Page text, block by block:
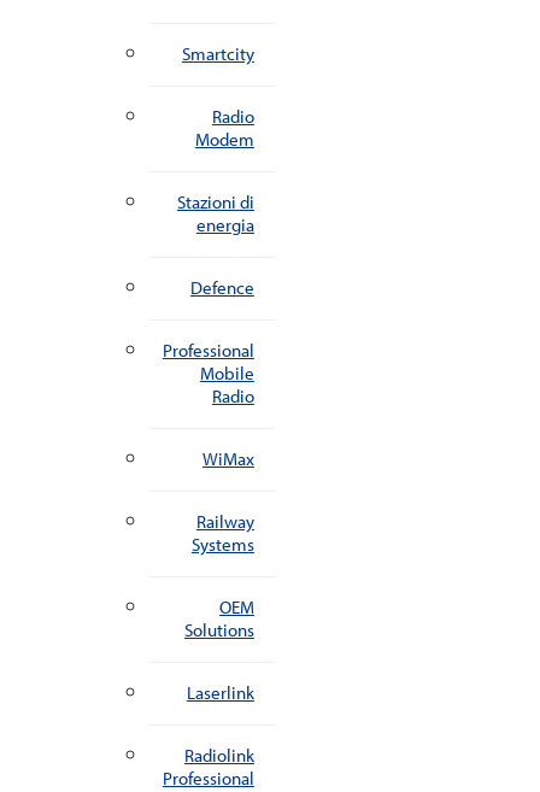
Smartcity
Radio
Modem
Stazioni di
energia
Defence
Professional
Mobile
Radio
WiMax
Railway
Systems
OEM
Solutions
Laserlink
Radiolink
Professional